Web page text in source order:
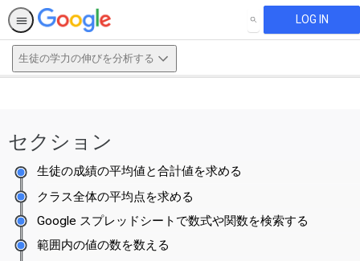
SEARCH LOG IN
生徒の学力の伸びを分析する
English.
セクション
生徒の成績の平均値と合計値を求める
Google スプレッドシートで数式や関数を検索する
クラス全体の平均点を求める
範囲内の値の数を数える